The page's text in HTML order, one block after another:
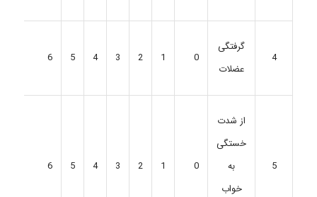
4
گرفتگی
عضلات
0
1
2
3
4
5
6
5
از شدت
خستگی
به
خواب
0
1
2
3
4
5
6